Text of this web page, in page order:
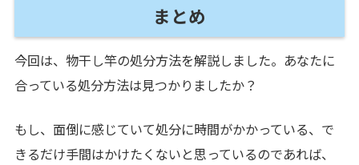
まとめ
今回は、物干し竿の処分方法を解説しました。あなたに
合っている処分方法は見つかりましたか？
もし、面倒に感じていて処分に時間がかかっている、で
きるだけ手間はかけたくないと思っているのであれば、